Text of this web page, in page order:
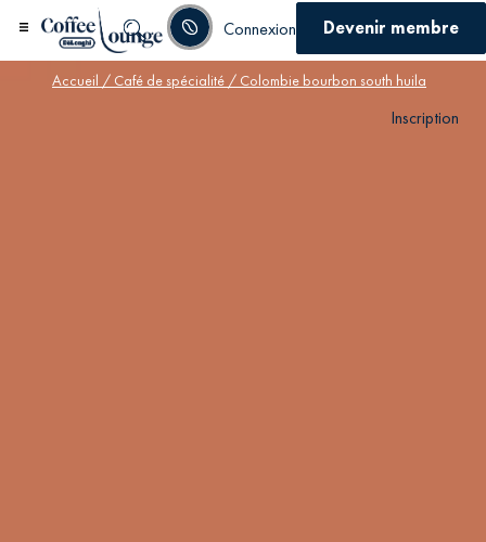
Connexion Devenir membre
Inscription
Accueil / Café de spécialité / Colombie bourbon south huila